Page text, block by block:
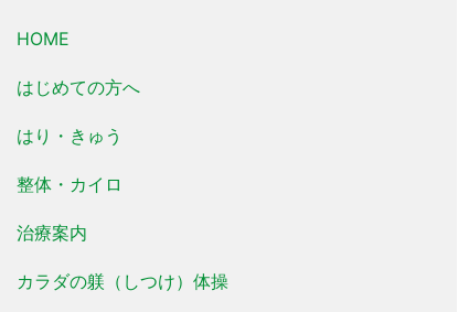
HOME
はじめての方へ
はり・きゅう
整体・カイロ
治療案内
カラダの躾（しつけ）体操